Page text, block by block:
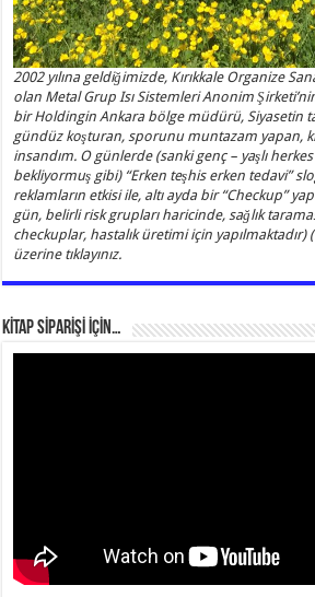
2002 yılına geldiğimizde, Kırıkkale Organize
olan Metal Grup Isı Sistemleri Anonim
bir Holdingin Ankara bölge müdürü, Siyasetin
gündüz koşturan, sporunu muntazam yapan,
insandım. O günlerde (sanki genç – yaşlı
bekliyormuş gibi) “Erken teşhis erken tedavi”
reklamların etkisi ile, altı ayda bir “Checkup”
gün, belirli risk grupları haricinde, sağlık
checkuplar, hastalık üretimi için yapılmaktadır)
üzerine tıklayınız.
KİTAP SİPARİŞİ İÇİN…